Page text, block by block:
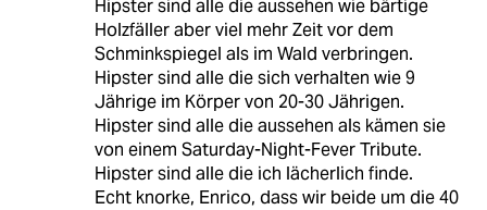
Hipster sind alle die aussehen wie bärtige
Holzfäller aber viel mehr Zeit vor dem
Schminkspiegel als im Wald verbringen.
Hipster sind alle die sich verhalten wie 9
Jährige im Körper von 20-30 Jährigen.
Hipster sind alle die aussehen als kämen sie
von einem Saturday-Night-Fever Tribute.
Hipster sind alle die ich lächerlich finde.
Echt knorke, Enrico, dass wir beide um die 40